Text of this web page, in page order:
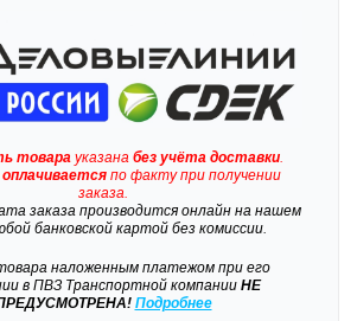
товарауказана без учёта доставки.
по факту при получении
заказа.
заказа производится онлайн на нашем
банковской картой без комиссии.
наложенным платежом при его
в ПВЗ Транспортной компанииНЕ
Подробнее